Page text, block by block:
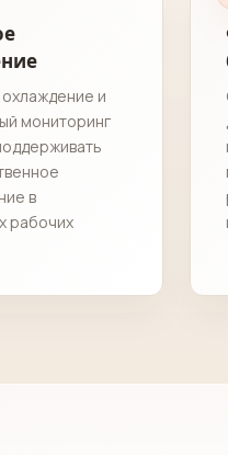
и
мониторинг
в
рабочих